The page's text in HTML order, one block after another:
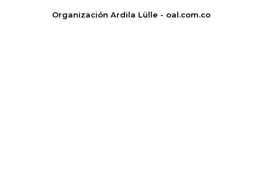
Organización Ardila Lülle - oal.com.co